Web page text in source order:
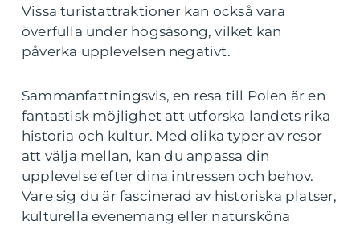
Vissa turistattraktioner kan också vara
överfulla under högsäsong, vilket kan
påverka upplevelsen negativt.
Sammanfattningsvis, en resa till Polen är en
fantastisk möjlighet att utforska landets rika
historia och kultur. Med olika typer av resor
att välja mellan, kan du anpassa din
upplevelse efter dina intressen och behov.
Vare sig du är fascinerad av historiska platser,
kulturella evenemang eller natursköna